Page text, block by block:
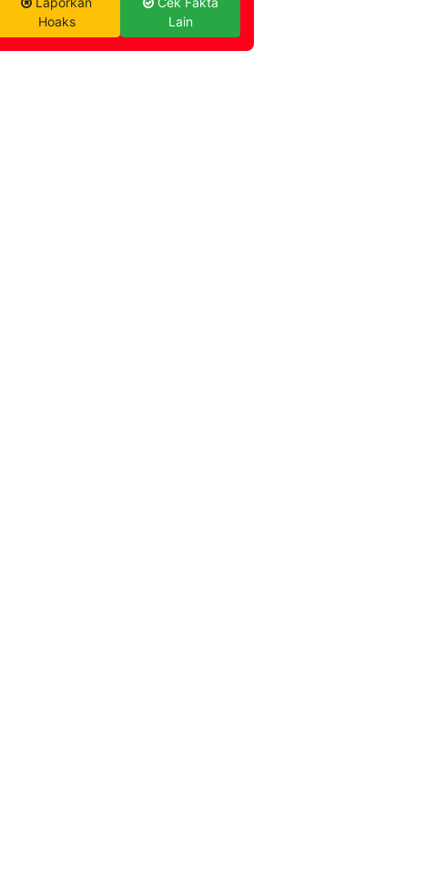
Hoaks
Lain